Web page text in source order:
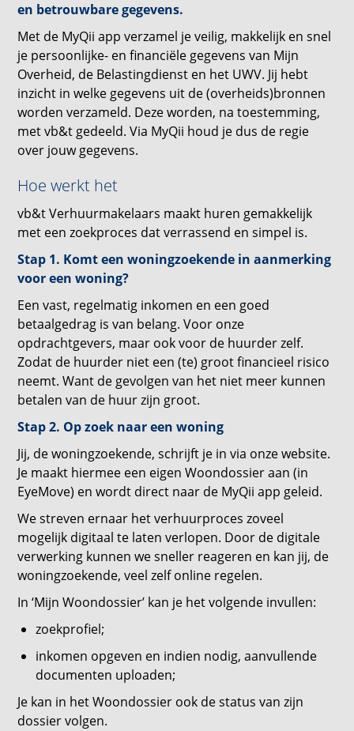
en betrouwbare gegevens.
Met de MyQii app verzamel je veilig, makkelijk en snel
je persoonlijke- en financiële gegevens van Mijn
Overheid, de Belastingdienst en het UWV. Jij hebt
inzicht in welke gegevens uit de (overheids)bronnen
worden verzameld. Deze worden, na toestemming,
met vb&t gedeeld. Via MyQii houd je dus de regie
over jouw gegevens.
Hoe werkt het
vb&t Verhuurmakelaars maakt huren gemakkelijk
met een zoekproces dat verrassend en simpel is.
Stap 1. Komt een woningzoekende in aanmerking
voor een woning?
Een vast, regelmatig inkomen en een goed
betaalgedrag is van belang. Voor onze
opdrachtgevers, maar ook voor de huurder zelf.
Zodat de huurder niet een (te) groot financieel risico
neemt. Want de gevolgen van het niet meer kunnen
betalen van de huur zijn groot.
Stap 2. Op zoek naar een woning
Jij, de woningzoekende, schrijft je in via onze website.
Je maakt hiermee een eigen Woondossier aan (in
EyeMove) en wordt direct naar de MyQii app geleid.
We streven ernaar het verhuurproces zoveel
mogelijk digitaal te laten verlopen. Door de digitale
verwerking kunnen we sneller reageren en kan jij, de
woningzoekende, veel zelf online regelen.
In ‘Mijn Woondossier’ kan je het volgende invullen:
zoekprofiel;
inkomen opgeven en indien nodig, aanvullende
documenten uploaden;
Je kan in het Woondossier ook de status van zijn
dossier volgen.